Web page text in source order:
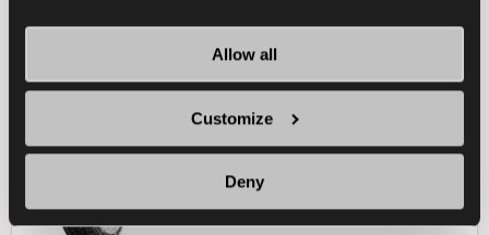
Allow all
Customize
Deny
WINTUS 2